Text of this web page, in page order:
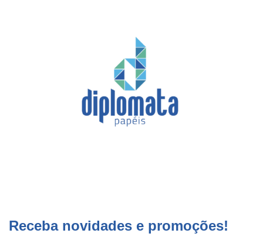
Receba novidades e promoções!